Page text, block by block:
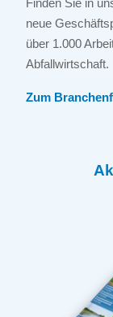
neue
über 1.000
Abfallwirtschaft.
Zum